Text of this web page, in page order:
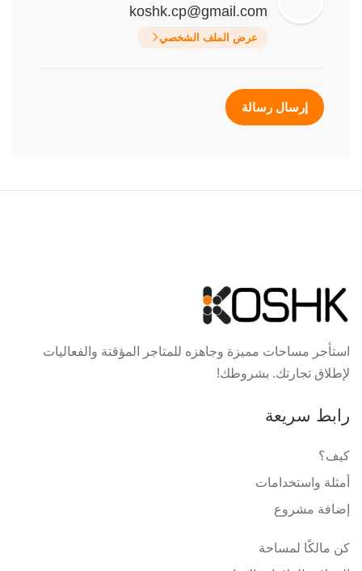
koshk.cp@gmail.com
عرض الملف الشخصي
إرسال رسالة
استأجر مساحات مميزة وجاهزه للمتاجر المؤقتة والفعاليات
لإطلاق تجارتك. بشروطك!
رابط سريعة
كيف؟
أمثلة واستخدامات
إضافة مشروع
كن مالكًا لمساحة